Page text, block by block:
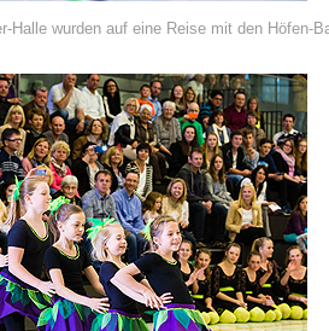
Halle wurden auf eine Reise mit den Höfen-